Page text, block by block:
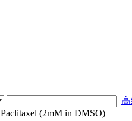
Paclitaxel (2mM in DMSO)